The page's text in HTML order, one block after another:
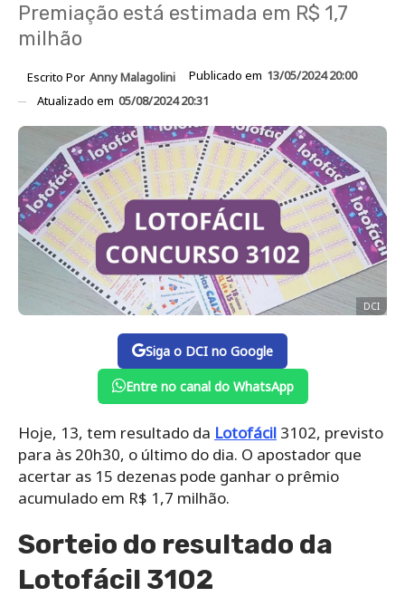
Premiação está estimada em R$ 1,7
milhão
Escrito Por Anny Malagolini Publicado em 13/05/2024 20:00
Atualizado em 05/08/2024 20:31
DCI
Siga o DCI no Google
Entre no canal do WhatsApp
Hoje, 13, tem resultado da Lotofácil 3102, previsto
para às 20h30, o último do dia. O apostador que
acertar as 15 dezenas pode ganhar o prêmio
acumulado em R$ 1,7 milhão.
Sorteio do resultado da
Lotofácil 3102